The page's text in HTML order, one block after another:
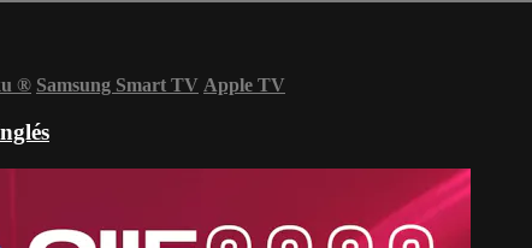
® Samsung Smart TV Apple TV